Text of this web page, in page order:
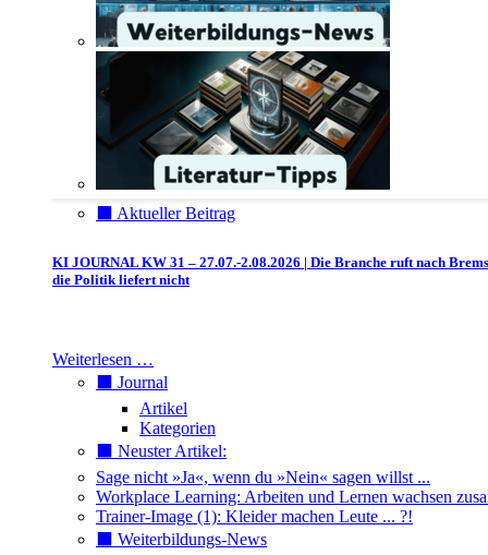
⬛️ Aktueller Beitrag
KI JOURNAL KW 31 – 27.07.-2.08.2026 | Die Branche ruft nach
die Politik liefert nicht
Weiterlesen …
⬛️ Journal
Artikel
Kategorien
⬛️ Neuster Artikel:
Sage nicht »Ja«, wenn du »Nein« sagen willst ...
Workplace Learning: Arbeiten und Lernen wachsen
Trainer-Image (1): Kleider machen Leute ... ?!
⬛️ Weiterbildungs-News